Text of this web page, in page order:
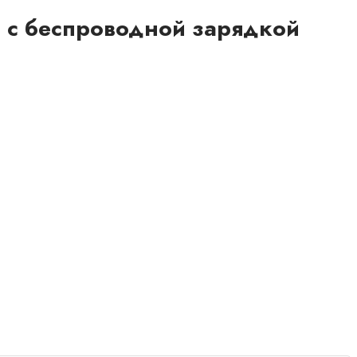
беспроводной зарядкой